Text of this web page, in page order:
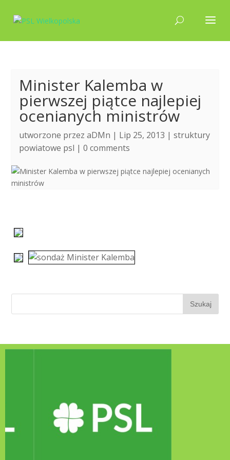
Minister Kalemba w
pierwszej piątce najlepiej
ocenianych ministrów
utworzone przezaDMn | Lip 25, 2013 |struktury
powiatowe psl |0 comments